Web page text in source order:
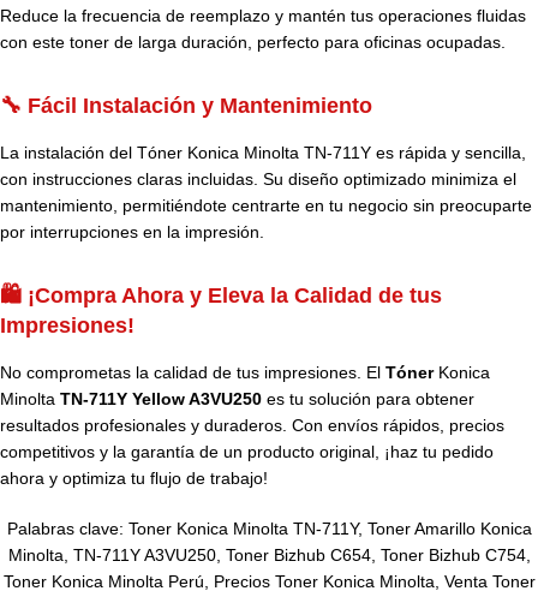
Reduce la frecuencia de reemplazo y mantén tus operaciones fluidas
con este toner de larga duración, perfecto para oficinas ocupadas.
🔧 Fácil Instalación y Mantenimiento
La instalación del Tóner Konica Minolta TN-711Y es rápida y sencilla,
con instrucciones claras incluidas. Su diseño optimizado minimiza el
mantenimiento, permitiéndote centrarte en tu negocio sin preocuparte
por interrupciones en la impresión.
🛍️ ¡Compra Ahora y Eleva la Calidad de tus
Impresiones!
No comprometas la calidad de tus impresiones. El Tóner Konica
Minolta TN-711Y Yellow A3VU250 es tu solución para obtener
resultados profesionales y duraderos. Con envíos rápidos, precios
competitivos y la garantía de un producto original, ¡haz tu pedido
ahora y optimiza tu flujo de trabajo!
Palabras clave: Toner Konica Minolta TN-711Y, Toner Amarillo Konica
Minolta, TN-711Y A3VU250, Toner Bizhub C654, Toner Bizhub C754,
Toner Konica Minolta Perú, Precios Toner Konica Minolta, Venta Toner